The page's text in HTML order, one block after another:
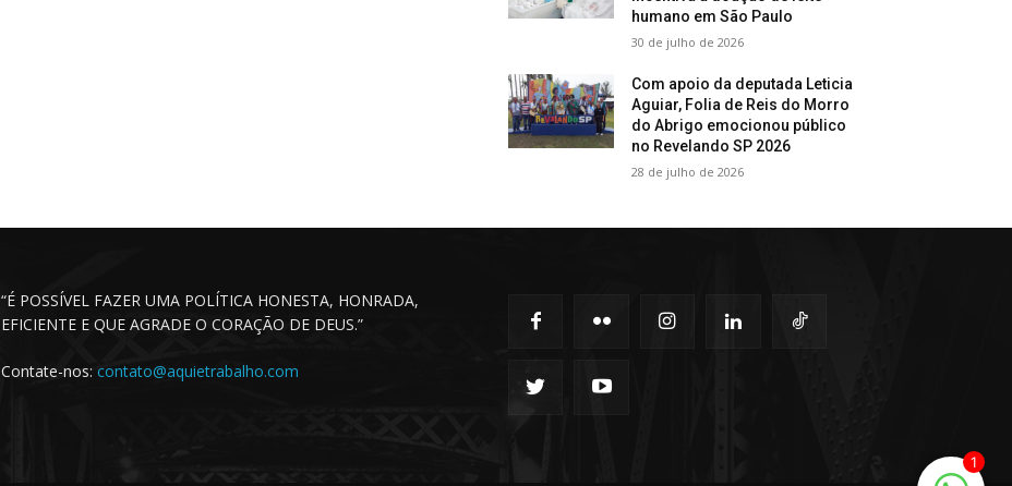
humano em São Paulo
30 de julho de 2026
Com apoio da deputada Leticia
Aguiar, Folia de Reis do Morro
do Abrigo emocionou público
no Revelando SP 2026
28 de julho de 2026
“É POSSÍVEL FAZER UMA POLÍTICA HONESTA, HONRADA,
EFICIENTE E QUE AGRADE O CORAÇÃO DE DEUS.”
Contate-nos: contato@aquietrabalho.com
1